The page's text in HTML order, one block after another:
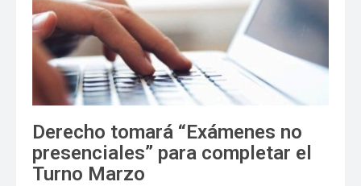
Derecho tomará “Exámenes no
presenciales” para completar el
Turno Marzo